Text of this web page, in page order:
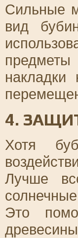
Сильные
вид
4.
Хотя
Лучше
Это